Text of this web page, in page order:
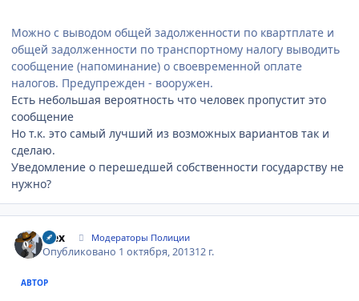
Можно с выводом общей задолженности по квартплате и
общей задолженности по транспортному налогу выводить
сообщение (напоминание) о своевременной оплате
налогов. Предупрежден - вооружен.
Есть небольшая вероятность что человек пропустит это
сообщение
Но т.к. это самый лучший из возможных вариантов так и
сделаю.
Уведомление о перешедшей собственности государству не
нужно?
wex Модераторы Полиции
Опубликовано 1 октября, 201312 г.
АВТОР